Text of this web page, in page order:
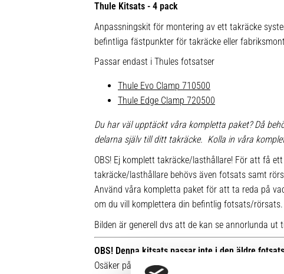
Thule Kitsats - 4 pack
Anpassningskit för montering av ett takräcke
befintliga fästpunkter för takräcke eller
Passar endast i Thules fotsatser
Thule Evo Clamp 710500
Thule Edge Clamp 720500
Du har väl upptäckt våra kompletta paket? Då
delarna själv till ditt takräcke. Kolla in våra
OBS! Ej komplett takräcke/lasthållare! För att få
takräcke/lasthållare behövs även fotsats samt
Använd våra kompletta paket för att ta reda på
om du vill komplettera din befintlig fotsats/rörsats.
Bilden är generell dvs att de kan se annorlunda ut
OBS! Denna kitsats passar inte i den äldre
Osäker på vilken fot du har sedan tidigare? Här kan